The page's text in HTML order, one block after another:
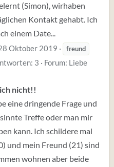
(Simon), wirhaben
Kontakt gehabt. Ich
einem Date...
Oktober 2019
freund
3 Forum: Liebe
nicht!!
eine dringende Frage und
Treffe oder man mir
kann. Ich schildere mal
und mein Freund (21) sind
wohnen aber beide